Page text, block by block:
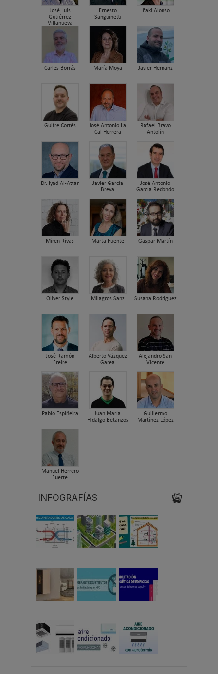
José Luis
Gutiérrez
Villanueva
Ernesto
Sanguinetti
Iñaki Alonso
Carles Borrás María Moya Javier Hernanz
Guifre Cortés
José Antonio La
Cal Herrera
Rafael Bravo
Antolín
Dr. Iyad Al-Attar
Javier García
Breva
José Antonio
García Redondo
Miren Rivas Marta Fuente Gaspar Martín
Oliver Style Milagros Sanz Susana Rodriguez
José Ramón
Freire
Alberto Vázquez
Garea
Alejandro San
Vicente
Pablo Espiñeira
Juan María
Hidalgo Betanzos
Guillermo
Martínez López
Manuel Herrero
Fuerte
INFOGRAFÍAS